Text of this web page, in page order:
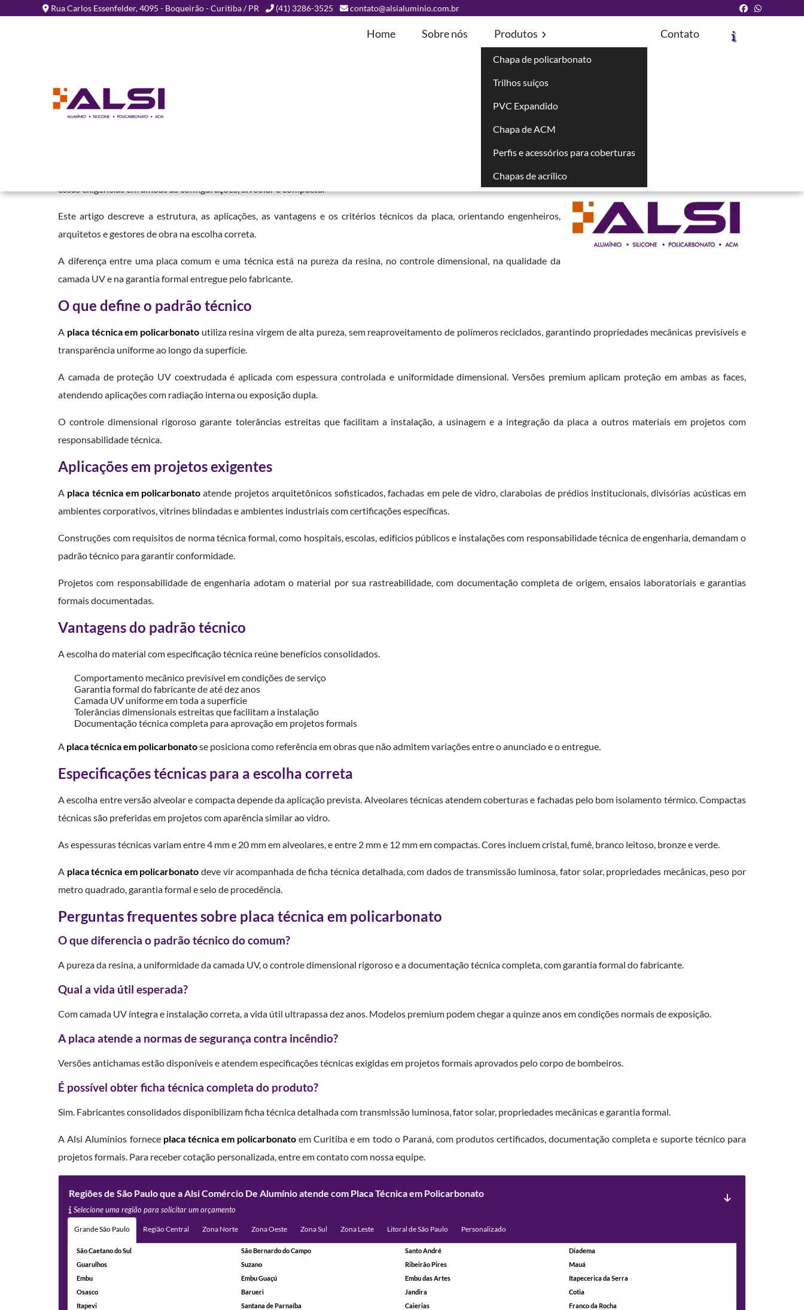
Rua Carlos Essenfelder, 4095 - Boqueirão - Curitiba / PR (41) 3286-3525 contato@alsialuminio.com.br
Home Sobre nós Produtos
Chapa de policarbonato
Trilhos suíços
PVC Expandido
Chapa de ACM
Perfis e acessórios para coberturas
Chapas de acrílico
Contato
Placa Técnica em Policarbonato
Home»Informações»Placa Técnica em Policarbonato
Projetos arquitetônicos, industriais e comerciais com requisitos formais demandam materiais que combinem matéria-
placa técnica em policarbonatoatende
essas exigências em ambas as configurações, alveolar e compacta.
Este artigo descreve a estrutura, as aplicações, as vantagens e os critérios técnicos da placa, orientando engenheiros,
arquitetos e gestores de obra na escolha correta.
A diferença entre uma placa comum e uma técnica está na pureza da resina, no controle dimensional, na qualidade da
camada UV e na garantia formal entregue pelo fabricante.
O que define o padrão técnico
A placa técnica em policarbonatoutiliza resina virgem de alta pureza, sem reaproveitamento de polímeros reciclados, garantindo propriedades mecânicas previsíveis e
transparência uniforme ao longo da superfície.
A camada de proteção UV coextrudada é aplicada com espessura controlada e uniformidade dimensional. Versões premium aplicam proteção em ambas as faces,
atendendo aplicações com radiação interna ou exposição dupla.
O controle dimensional rigoroso garante tolerâncias estreitas que facilitam a instalação, a usinagem e a integração da placa a outros materiais em projetos com
responsabilidade técnica.
Aplicações em projetos exigentes
A placa técnica em policarbonato atende projetos arquitetônicos sofisticados, fachadas em pele de vidro, claraboias de prédios institucionais, divisórias acústicas em
ambientes corporativos, vitrines blindadas e ambientes industriais com certificações específicas.
Construções com requisitos de norma técnica formal, como hospitais, escolas, edifícios públicos e instalações com responsabilidade técnica de engenharia, demandam o
padrão técnico para garantir conformidade.
Projetos com responsabilidade de engenharia adotam o material por sua rastreabilidade, com documentação completa de origem, ensaios laboratoriais e garantias
formais documentadas.
Vantagens do padrão técnico
A escolha do material com especificação técnica reúne benefícios consolidados.
Comportamento mecânico previsível em condições de serviço
Garantia formal do fabricante de até dez anos
Camada UV uniforme em toda a superfície
Tolerâncias dimensionais estreitas que facilitam a instalação
Documentação técnica completa para aprovação em projetos formais
A placa técnica em policarbonatose posiciona como referência em obras que não admitem variações entre o anunciado e o entregue.
Especificações técnicas para a escolha correta
A escolha entre versão alveolar e compacta depende da aplicação prevista. Alveolares técnicas atendem coberturas e fachadas pelo bom isolamento térmico. Compactas
técnicas são preferidas em projetos com aparência similar ao vidro.
As espessuras técnicas variam entre 4 mm e 20 mm em alveolares, e entre 2 mm e 12 mm em compactas. Cores incluem cristal, fumê, branco leitoso, bronze e verde.
A placa técnica em policarbonato deve vir acompanhada de ficha técnica detalhada, com dados de transmissão luminosa, fator solar, propriedades mecânicas, peso por
metro quadrado, garantia formal e selo de procedência.
Perguntas frequentes sobre placa técnica em policarbonato
O que diferencia o padrão técnico do comum?
A pureza da resina, a uniformidade da camada UV, o controle dimensional rigoroso e a documentação técnica completa, com garantia formal do fabricante.
Qual a vida útil esperada?
Com camada UV íntegra e instalação correta, a vida útil ultrapassa dez anos. Modelos premium podem chegar a quinze anos em condições normais de exposição.
A placa atende a normas de segurança contra incêndio?
Versões antichamas estão disponíveis e atendem especificações técnicas exigidas em projetos formais aprovados pelo corpo de bombeiros.
É possível obter ficha técnica completa do produto?
Sim. Fabricantes consolidados disponibilizam ficha técnica detalhada com transmissão luminosa, fator solar, propriedades mecânicas e garantia formal.
A Alsi Alumínios fornece placa técnica em policarbonato em Curitiba e em todo o Paraná, com produtos certificados, documentação completa e suporte técnico para
projetos formais. Para receber cotação personalizada, entre em contato com nossa equipe.
Regiões de São Paulo que a Alsi Comércio De Alumínio atende com Placa Técnica em Policarbonato
Selecione uma região para solicitar um orçamento
Grande São Paulo Região Central Zona Norte Zona Oeste Zona Sul Zona Leste Litoral de São Paulo Personalizado
São Caetano do Sul São Bernardo do Campo Santo André
Diadema
Guarulhos
Suzano Ribeirão Pires
Mauá
Embu
Embu Guaçú Embu das Artes
Itapecerica da Serra
Osasco
Barueri Jandira
Cotia
Itapevi
Santana de Parnaíba Caierias
Franco da Rocha